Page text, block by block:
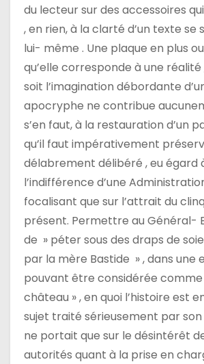
du lecteur sur des accessoires
, en rien, à la clarté d’un texte se
lui- même . Une plaque en plus
qu’elle corresponde à une réalité
soit l’imagination débordante
apocryphe ne contribue
s’en faut, à la restauration d’un
qu’il faut impérativement
délabrement délibéré , eu égard
l’indifférence d’une
focalisant que sur l’attrait du
présent. Permettre au Général-
de » péter sous des draps de
par la mère Bastide » , dans une
pouvant être considérée
château » , en quoi l’histoire est
sujet traité sérieusement par
ne portait que sur le désintérêt
autorités quant à la prise en